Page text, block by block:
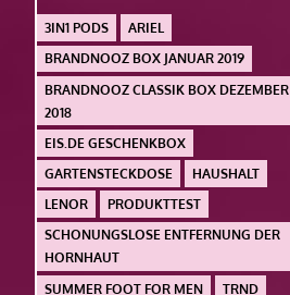
3IN1 PODS
ARIEL
BRANDNOOZ BOX JANUAR 2019
BRANDNOOZ CLASSIK BOX DEZEMBER
2018
EIS.DE GESCHENKBOX
GARTENSTECKDOSE
HAUSHALT
LENOR
PRODUKTTEST
SCHONUNGSLOSE ENTFERNUNG DER
HORNHAUT
SUMMER FOOT FOR MEN
TRND